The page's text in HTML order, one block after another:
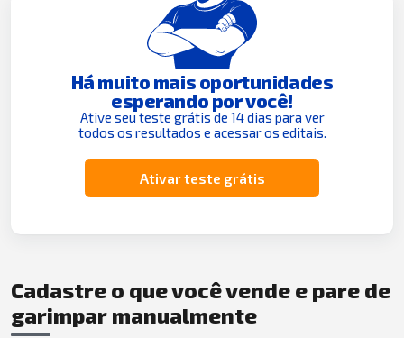
Há muito mais oportunidades
esperando por você!
Ative seu teste grátis de 14 dias para ver
todos os resultados e acessar os editais.
Ativar teste grátis
Cadastre o que você vende e pare de
garimpar manualmente